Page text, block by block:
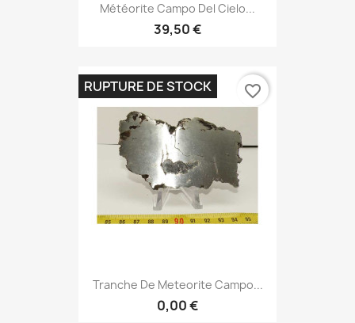
Météorite Campo Del Cielo...
39,50 €
Tranche De Meteorite Campo...
0,00 €
RUPTURE DE STOCK favorite_border